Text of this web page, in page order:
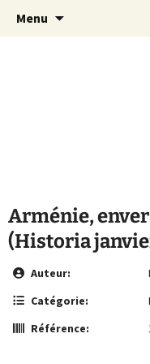
MCA Vienne
Le site de la
Arménienne de
Menu
Arménie,
(Historia
Auteur:
Catégorie:
Référence: